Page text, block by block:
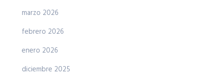
marzo 2026
febrero 2026
enero 2026
diciembre 2025